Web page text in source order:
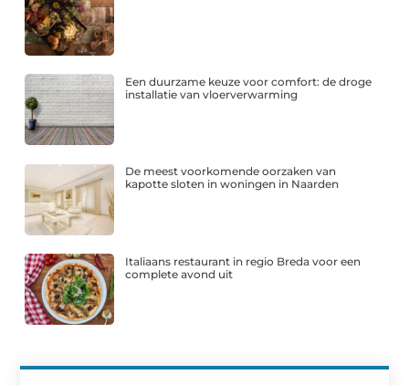
Een duurzame keuze voor comfort: de droge
installatie van vloerverwarming
De meest voorkomende oorzaken van
kapotte sloten in woningen in Naarden
Italiaans restaurant in regio Breda voor een
complete avond uit